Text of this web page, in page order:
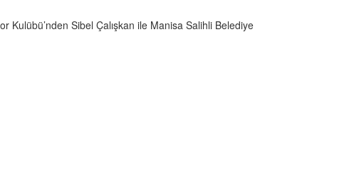
Kulübü’nden Sibel Çalışkan ile Manisa Salihli Belediye